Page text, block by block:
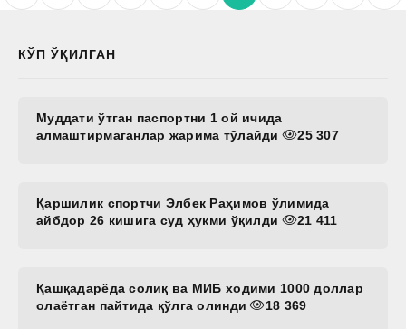
КЎП ЎҚИЛГАН
Муддати ўтган паспортни 1 ой ичида
алмаштирмаганлар жарима тўлайди
25 307
Қаршилик спортчи Элбек Раҳимов ўлимида
айбдор 26 кишига суд ҳукми ўқилди
21 411
Қашқадарёда солиқ ва МИБ ходими 1000 доллар
олаётган пайтида қўлга олинди
18 369